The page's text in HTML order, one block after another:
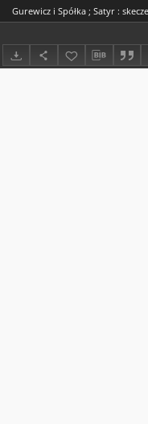
Gurewicz i Spółka ; Satyr : skecze